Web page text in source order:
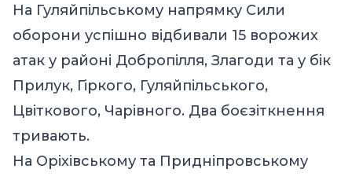
На Гуляйпільському напрямку Сили
оборони успішно відбивали 15 ворожих
атак у районі Добропілля, Злагоди та у бік
Прилук, Гіркого, Гуляйпільського,
Цвіткового, Чарівного. Два боєзіткнення
тривають.
На Оріхівському та Придніпровському